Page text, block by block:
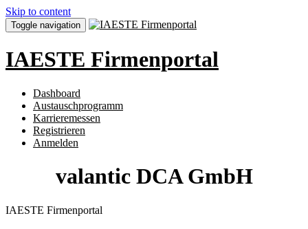
Skip to content
Toggle navigation
IAESTE Firmenportal
Dashboard
Austauschprogramm
Karrieremessen
Registrieren
Anmelden
valantic DCA GmbH
IAESTE Firmenportal